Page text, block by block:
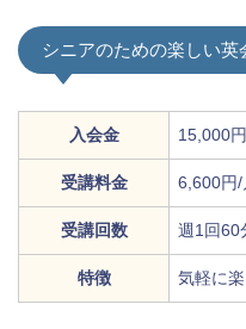
シニアのための楽しい英
入会金 15,000円
受講料金 6,600円/
受講回数 週1回60
特徴 気軽に